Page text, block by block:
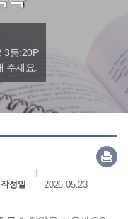
회사소개
영자신
수업
3등:20P
주세요.
작성일 2026.05.23